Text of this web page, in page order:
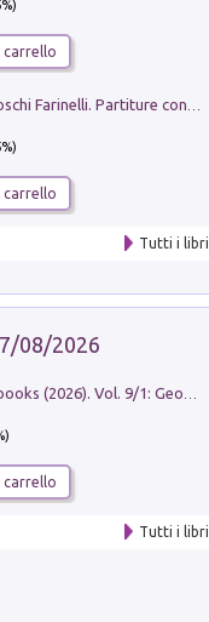
carrello
carrello
Tutti i libri
08/2026
carrello
Tutti i libri